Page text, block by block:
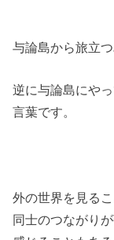
与論島から旅立つ
逆に与論島にや
言葉です。
外の世界を見る
同士のつながり